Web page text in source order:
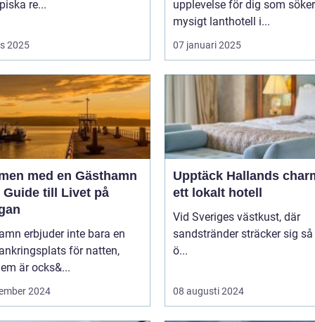
re...
2025
upplevelse för dig som
mysigt lanthotell i...
07 januari 2025
med en Gästhamn
Guide till Livet på
erbjuder inte bara en
för natten,
är ocks&...
2024
Upptäck Hallands
ett lokalt hotell
Vid Sveriges västkust, där
sandstränder sträcker sig
ö...
08 augusti 2024